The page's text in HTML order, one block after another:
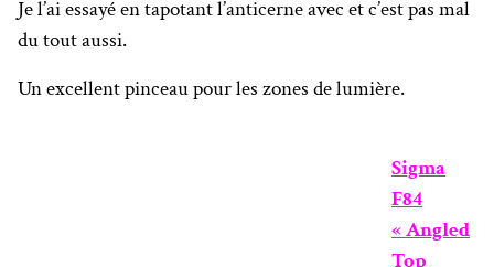
Je l’ai essayé en tapotant l’anticerne avec et c’est pas mal
du tout aussi.
Un excellent pinceau pour les zones de lumière.
Sigma
F84
« Angled
Top